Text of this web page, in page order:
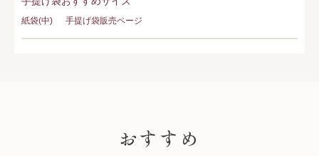
紙袋(中) 手提げ袋販売ページ
おすすめ